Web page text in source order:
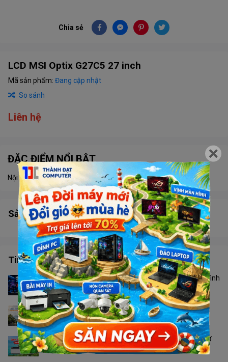
Chia sẻ
LCD MSI Optix G27C5 27 inch
Mã sản phẩm: Đang cập nhật
So sánh
Liên hệ
ĐẶC ĐIỂM NỔI BẬT
Nội dung đang được cập nhật
Sản phẩm tương tự
Tin tức công nghệ
Màn Hình 24 Inch Hay 27 Inch? Không Phải Cứ Màn Hình
To Hơn Là Tốt Hơn
Camera Ngoài Trời Nào Phù Hợp Với Thời Tiết Phú
Quốc?
Canon 2900 Hay PIXMA G3010: Nên Chọn Loại Nào Ở
Phú Quốc?